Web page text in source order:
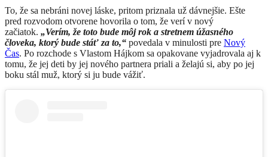
To, že sa nebráni novej láske, pritom priznala už dávnejšie. Ešte
pred rozvodom otvorene hovorila o tom, že verí v nový
začiatok. „Verím, že toto bude môj rok a stretnem úžasného
človeka, ktorý bude stáť za to,“ povedala v minulosti pre Nový
Čas. Po rozchode s Vlastom Hájkom sa opakovane vyjadrovala aj k
tomu, že jej deti by jej nového partnera priali a želajú si, aby po jej
boku stál muž, ktorý si ju bude vážiť.